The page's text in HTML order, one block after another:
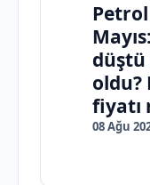
düştü
fiyatı
08 Ağu